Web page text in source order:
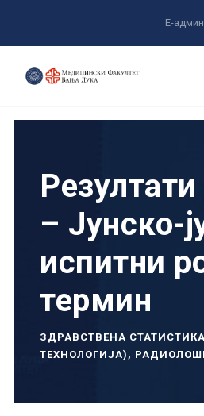
Е-
– Јунско-
испитни
термин
ЗДРАВСТВЕНА
ТЕХНОЛОГИЈА) ,